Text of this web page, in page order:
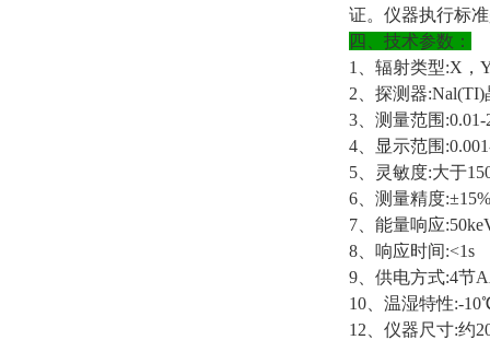
证。仪器执行标
四、技术参数：
1、 辐射类型:X，
2、 探测器:Nal(TI)
3、 测量范围
4、
显示范围
5、
灵敏度:大于
6、 测量精度
7、 能量响应
8、 响应时间:<1s
9、 供电方式:4节
10、 温湿特性:-
12、 仪器尺寸:约